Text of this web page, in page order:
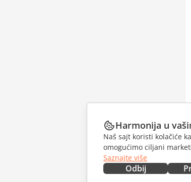
Harmonija u
Naš sajt koristi kolačiće
omogućimo ciljani
Saznajte više
Odbij